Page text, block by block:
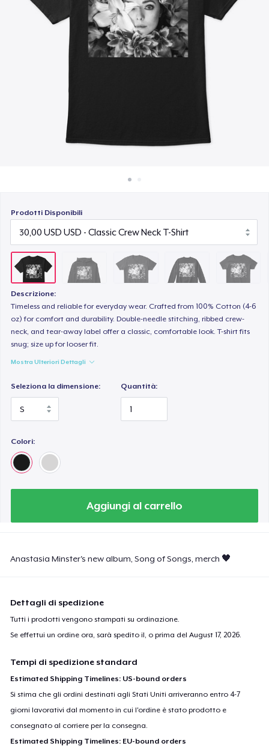
Vendi ovunque
Vendi qualsiasi cosa
Prodotti Disponibili
Descrizione:
Timeless and reliable for everyday wear. Crafted from 100% Cotton (4-6
oz) for comfort and durability. Double-needle stitching, ribbed crew-
neck, and tear-away label offer a classic, comfortable look. T-shirt fits
snug; size up for looser fit.
Mostra Ulteriori Dettagli
Seleziona la dimensione: Quantità:
Colori:
Aggiungi al carrello
Anastasia Minster's new album, Song of Songs, merch 🖤
Dettagli di spedizione
Tutti i prodotti vengono stampati su ordinazione.
Se effettui un ordine ora, sarà spedito il, o prima delAugust 17, 2026.
Tempi di spedizione standard
Estimated Shipping Timelines: US-bound orders
Si stima che gli ordini destinati agli Stati Uniti arriveranno entro 4-7
giorni lavorativi dal momento in cui l'ordine è stato prodotto e
consegnato al corriere per la consegna.
Estimated Shipping Timelines: EU-bound orders
33,00 USD
Unisex Classic Crewneck Sweatshirt
40,00 USD
Women's Classic Tee
33,00 USD
Mug